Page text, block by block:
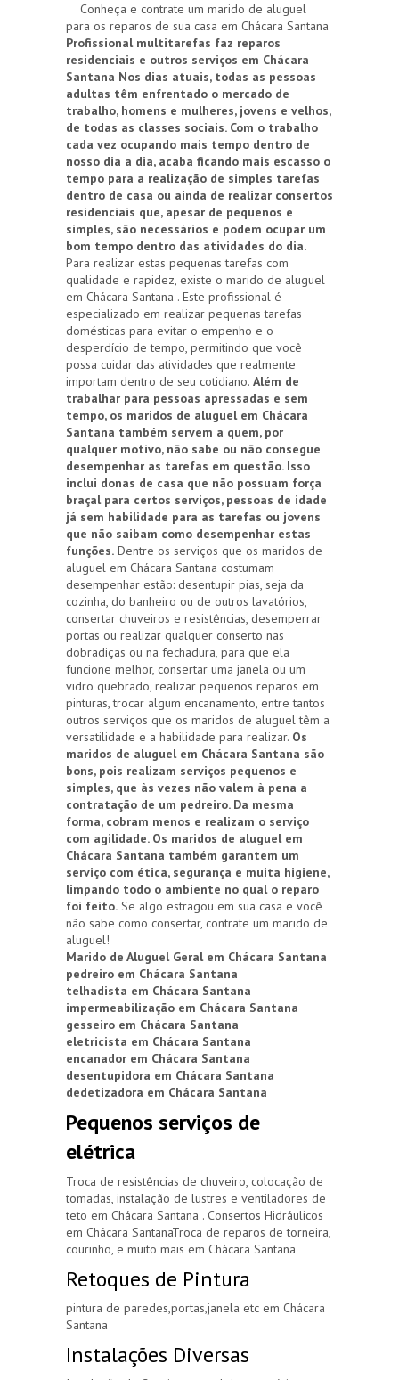
Conheça e contrate um marido de aluguel
para os reparos de sua casa em Chácara Santana
Profissional multitarefas faz reparos
residenciais e outros serviços em Chácara
Santana Nos dias atuais, todas as pessoas
adultas têm enfrentado o mercado de
trabalho, homens e mulheres, jovens e velhos,
de todas as classes sociais. Com o trabalho
cada vez ocupando mais tempo dentro de
nosso dia a dia, acaba ficando mais escasso o
tempo para a realização de simples tarefas
dentro de casa ou ainda de realizar consertos
residenciais que, apesar de pequenos e
simples, são necessários e podem ocupar um
bom tempo dentro das atividades do dia.
Para realizar estas pequenas tarefas com
qualidade e rapidez, existe o marido de aluguel
em Chácara Santana . Este profissional é
especializado em realizar pequenas tarefas
domésticas para evitar o empenho e o
desperdício de tempo, permitindo que você
possa cuidar das atividades que realmente
importam dentro de seu cotidiano. Além de
trabalhar para pessoas apressadas e sem
tempo, os maridos de aluguel em Chácara
Santana também servem a quem, por
qualquer motivo, não sabe ou não consegue
desempenhar as tarefas em questão. Isso
inclui donas de casa que não possuam força
braçal para certos serviços, pessoas de idade
já sem habilidade para as tarefas ou jovens
que não saibam como desempenhar estas
funções. Dentre os serviços que os maridos de
aluguel em Chácara Santana costumam
desempenhar estão: desentupir pias, seja da
cozinha, do banheiro ou de outros lavatórios,
consertar chuveiros e resistências, desemperrar
portas ou realizar qualquer conserto nas
dobradiças ou na fechadura, para que ela
funcione melhor, consertar uma janela ou um
vidro quebrado, realizar pequenos reparos em
pinturas, trocar algum encanamento, entre tantos
outros serviços que os maridos de aluguel têm a
versatilidade e a habilidade para realizar. Os
maridos de aluguel em Chácara Santana são
bons, pois realizam serviços pequenos e
simples, que às vezes não valem à pena a
contratação de um pedreiro. Da mesma
forma, cobram menos e realizam o serviço
com agilidade. Os maridos de aluguel em
Chácara Santana também garantem um
serviço com ética, segurança e muita higiene,
limpando todo o ambiente no qual o reparo
foi feito. Se algo estragou em sua casa e você
não sabe como consertar, contrate um marido de
aluguel!
Marido de Aluguel Geral em Chácara Santana
pedreiro em Chácara Santana
telhadista em Chácara Santana
impermeabilização em Chácara Santana
gesseiro em Chácara Santana
eletricista em Chácara Santana
encanador em Chácara Santana
desentupidora em Chácara Santana
dedetizadora em Chácara Santana
Pequenos serviços de
elétrica
Troca de resistências de chuveiro, colocação de
tomadas, instalação de lustres e ventiladores de
teto em Chácara Santana . Consertos Hidráulicos
em Chácara SantanaTroca de reparos de torneira,
courinho, e muito mais em Chácara Santana
Retoques de Pintura
pintura de paredes,portas,janela etc em Chácara
Santana
Instalações Diversas